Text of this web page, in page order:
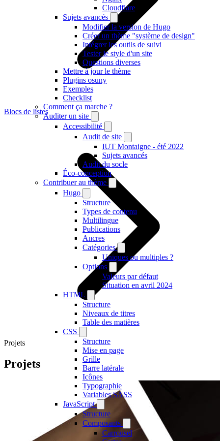
Cloudflare
Sujets avancés
Modifier la version de Hugo
Créer un thème "système de design"
Intégrer les outils de suivi
Tester le style d'un site
Questions diverses
Mettre à jour le thème
Plugins osuny
Exemples
Checklist
Comment ça marche ?
Auditer un site
Accessibilité
Audit de site
IUT Montaigne - été 2022
Sujets avancés
Audit du socle
Éco-conception
Contribuer au thème
Hugo
Structure
Types de contenu
Multilingue
Publications
Ancres
Catégories
Uniques ou multiples ?
Options
Valeurs par défaut
Situation en avril 2024
HTML
Structure
Niveaux de titres
Table des matières
CSS
Structure
Mise en page
Grille
Barre latérale
Icônes
Typographie
Variables SASS
JavaScript
Structure
Composants
Carrousel
Blocs de listes
Projets
Projets